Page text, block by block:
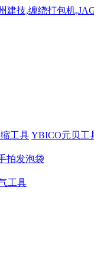
工具 YBICO元贝工
拍发泡袋
工具